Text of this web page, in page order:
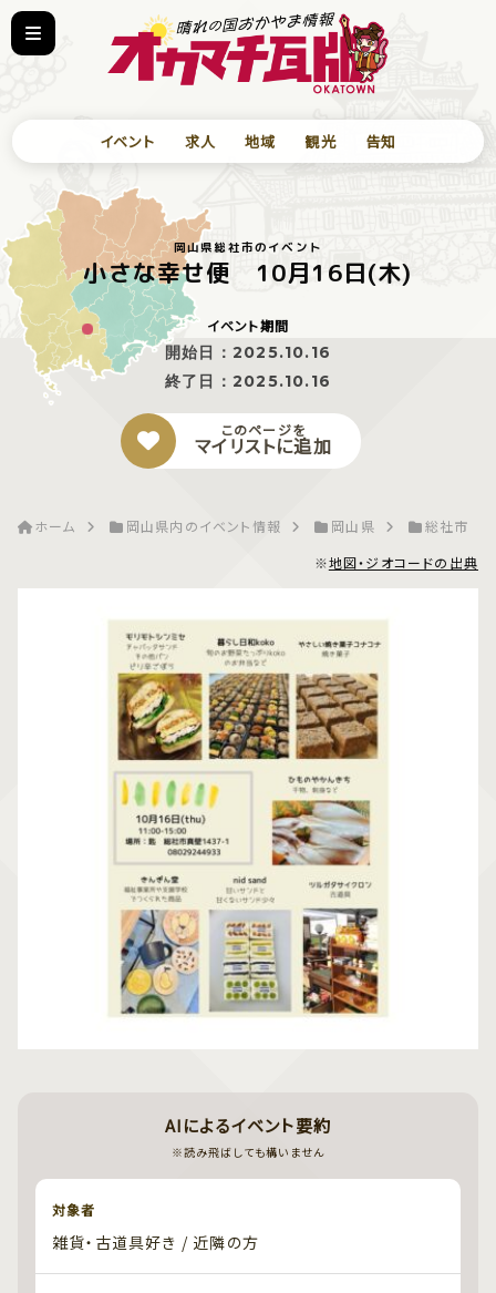
イベント 求人 地域 観光 告知
岡山県総社市のイベント
小さな幸せ便 10月16日(木)
イベント期間
開始日： 2025.10.16
終了日： 2025.10.16
このページを
マイリストに追加
ホーム 岡山県内のイベント情報 岡山県
総社市
※地図・ジオコードの出典
AIによるイベント要約
※読み飛ばしても構いません
対象者
雑貨・古道具好き / 近隣の方